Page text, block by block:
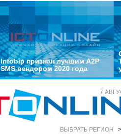
Infobip признан лучшим A2P
SMS вендором 2020 года
7
ВЫБРАТЬ РЕГИОН